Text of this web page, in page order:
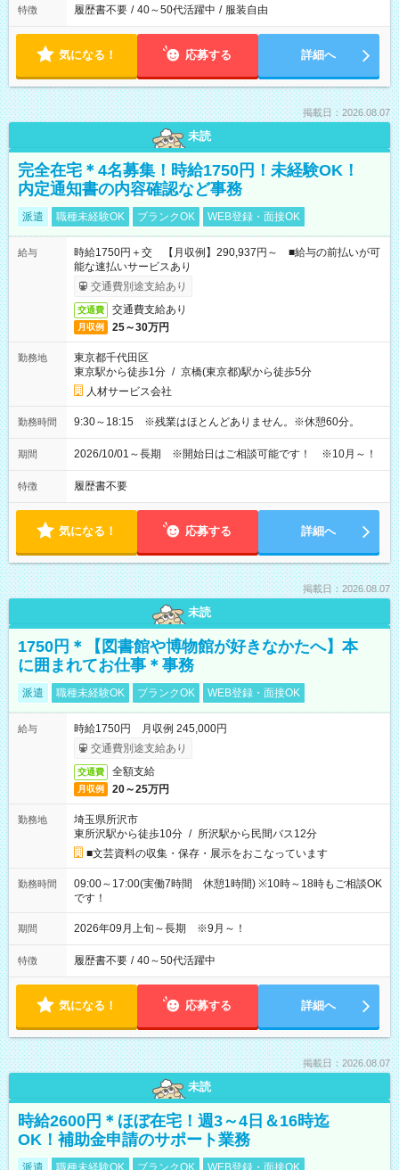
特徴 履歴書不要 / 40～50代活躍中 / 服装自由
気になる！ 応募する 詳細へ
掲載日：2026.08.07
未読
完全在宅＊4名募集！時給1750円！未経験OK！
内定通知書の内容確認など事務
派遣 職種未経験OK ブランクOK WEB登録・面接OK
給与
時給1750円＋交 【月収例】290,937円～ ■給与の前払いが可
能な速払いサービスあり
交通費別途支給あり
交通費 交通費支給あり
月収例 25～30万円
勤務地
東京都千代田区
東京駅から徒歩1分 / 京橋(東京都)駅から徒歩5分
人材サービス会社
勤務時間 9:30～18:15 ※残業はほとんどありません。※休憩60分。
期間 2026/10/01～長期 ※開始日はご相談可能です！ ※10月～！
特徴 履歴書不要
気になる！ 応募する 詳細へ
掲載日：2026.08.07
未読
1750円＊【図書館や博物館が好きなかたへ】本
に囲まれてお仕事＊事務
派遣 職種未経験OK ブランクOK WEB登録・面接OK
給与
時給1750円 月収例 245,000円
交通費別途支給あり
交通費 全額支給
月収例 20～25万円
勤務地
埼玉県所沢市
東所沢駅から徒歩10分 / 所沢駅から民間バス12分
■文芸資料の収集・保存・展示をおこなっています
勤務時間
09:00～17:00(実働7時間 休憩1時間) ※10時～18時もご相談OK
です！
期間 2026年09月上旬～長期 ※9月～！
特徴 履歴書不要 / 40～50代活躍中
気になる！ 応募する 詳細へ
掲載日：2026.08.07
未読
時給2600円＊ほぼ在宅！週3～4日＆16時迄
OK！補助金申請のサポート業務
派遣 職種未経験OK ブランクOK WEB登録・面接OK